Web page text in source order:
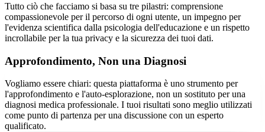
Tutto ciò che facciamo si basa su tre pilastri: comprensione
compassionevole per il percorso di ogni utente, un impegno per
l'evidenza scientifica dalla psicologia dell'educazione e un rispetto
incrollabile per la tua privacy e la sicurezza dei tuoi dati.
Approfondimento, Non una Diagnosi
Vogliamo essere chiari: questa piattaforma è uno strumento per
l'approfondimento e l'auto-esplorazione, non un sostituto per una
diagnosi medica professionale. I tuoi risultati sono meglio utilizzati
come punto di partenza per una discussione con un esperto
qualificato.